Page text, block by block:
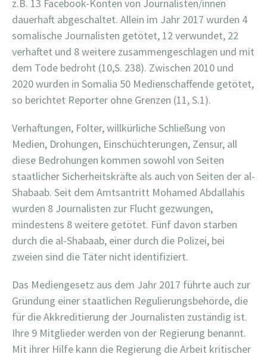
z.B. 13 Facebook-Konten von Journalisten/innen
dauerhaft abgeschaltet. Allein im Jahr 2017 wurden 4
somalische Journalisten getötet, 12 verwundet, 22
verhaftet und 8 weitere zusammengeschlagen und mit
dem Tode bedroht (10,S. 238). Zwischen 2010 und
2020 wurden in Somalia 50 Medienschaffende getötet,
so berichtet Reporter ohne Grenzen (11, S.1).
Verhaftungen, Folter, willkürliche Schließung von
Medien, Drohungen, Einschüchterungen, Zensur, all
diese Bedrohungen kommen sowohl von Seiten
staatlicher Sicherheitskräfte als auch von Seiten der al-
Shabaab. Seit dem Amtsantritt Mohamed Abdallahis
wurden 8 Journalisten zur Flucht gezwungen,
mindestens 8 weitere getötet. Fünf davon starben
durch die al-Shabaab, einer durch die Polizei, bei
zweien sind die Täter nicht identifiziert.
Das Mediengesetz aus dem Jahr 2017 führte auch zur
Gründung einer staatlichen Regulierungsbehörde, die
für die Akkreditierung der Journalisten zuständig ist.
Ihre 9 Mitglieder werden von der Regierung benannt.
Mit ihrer Hilfe kann die Regierung die Arbeit kritischer